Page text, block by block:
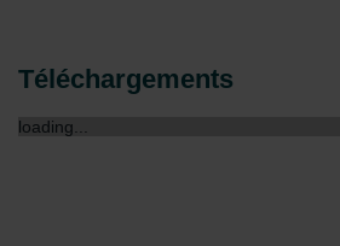
Téléchargements
loading...